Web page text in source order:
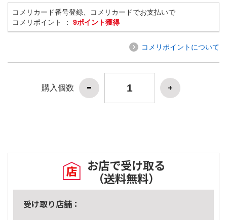
コメリカード番号登録、コメリカードでお支払いで
コメリポイント ： 9ポイント獲得
コメリポイントについて
購入個数
お店で受け取る
（送料無料）
受け取り店舗：